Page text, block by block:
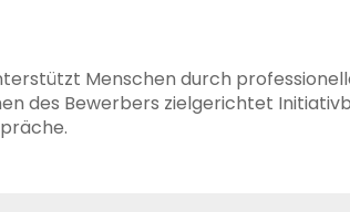
Menschen durch
des Bewerbers zielgerichtet